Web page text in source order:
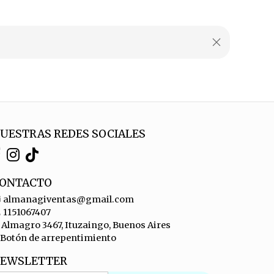
REDES SOCIALES
almanagiventas@gmail.com
1151067407
Almagro 3467, Ituzaingo, Buenos Aires
Botón de arrepentimiento